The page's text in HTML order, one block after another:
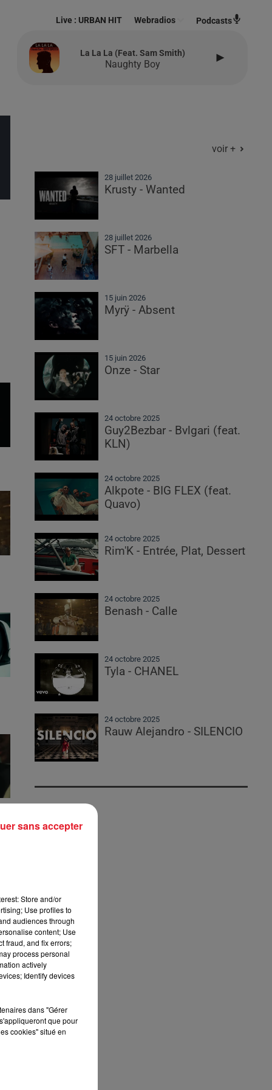
Live : URBAN HIT Webradios Podcasts
La La La (feat. Sam Smith)
Naughty Boy
voir +
28 juillet 2026
Krusty - Wanted
28 juillet 2026
SFT - Marbella
15 juin 2026
Myrÿ - Absent
15 juin 2026
Onze - Star
24 octobre 2025
Guy2Bezbar - Bvlgari (feat.
KLN)
24 octobre 2025
Alkpote - BIG FLEX (feat.
Quavo)
24 octobre 2025
Rim'K - Entrée, Plat, Dessert
24 octobre 2025
Benash - Calle
24 octobre 2025
Tyla - CHANEL
24 octobre 2025
Rauw Alejandro - SILENCIO
Store and/or
Use profiles to
audiences through
content; Use
fraud, and fix errors;
process personal
actively
Identify devices
dans "Gérer
que pour
cookies" situé en
sans accepter